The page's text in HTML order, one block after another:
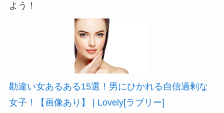
よう！
勘違い女あるある15選！男にひかれる自信過剰な
女子！【画像あり】 | Lovely[ラブリー]